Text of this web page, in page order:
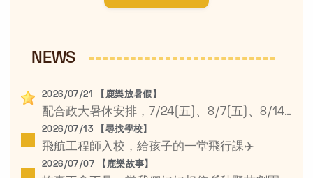
NEWS
2026/07/21 【鹿樂放暑假】
配合政大暑休安排，7/24(五)、8/7(五)、8/14(五)為暑假休息日☀️
2026/07/13 【尋找學校】
飛航工程師入校，給孩子的一堂飛行課✈️
2026/07/07 【鹿樂故事】